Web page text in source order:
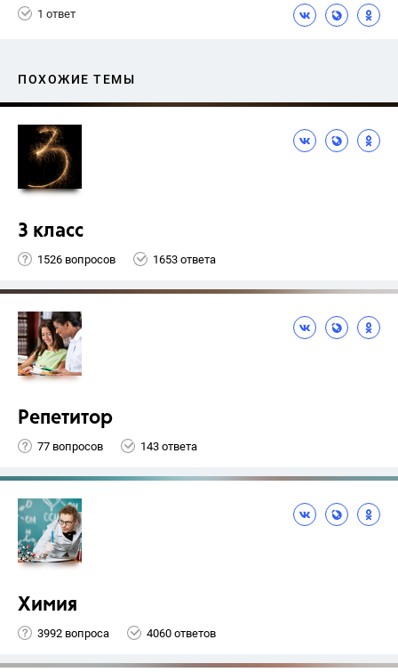
1 ответ
ПОХОЖИЕ ТЕМЫ
3 класс
1526 вопросов 1653 ответа
Репетитор
77 вопросов 143 ответа
Химия
3992 вопроса 4060 ответов